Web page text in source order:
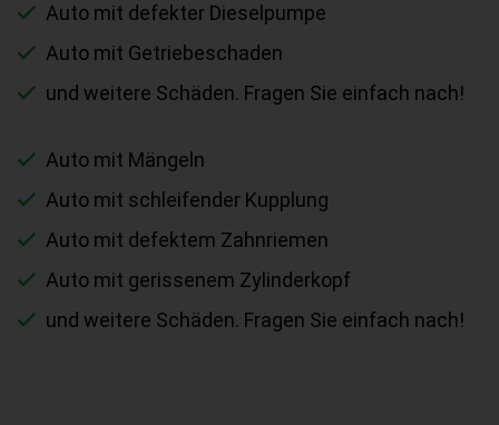
Auto mit defekter Dieselpumpe
Auto mit Getriebeschaden
und weitere Schäden. Fragen Sie einfach nach!
Auto mit Mängeln
Auto mit schleifender Kupplung
Auto mit defektem Zahnriemen
Auto mit gerissenem Zylinderkopf
und weitere Schäden. Fragen Sie einfach nach!